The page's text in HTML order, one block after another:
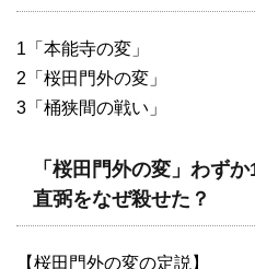
1「本能寺の変」
2「桜田門外の変」
3「桶狭間の戦い」
「桜田門外の変」わず
直弼をなぜ殺せた？
【桜田門外の変の定説】